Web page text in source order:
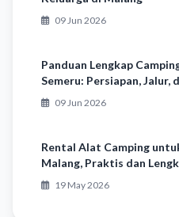
09 Jun 2026
Panduan Lengkap
Semeru: Persiapan, Jalur,
09 Jun 2026
Rental Alat Camping
Malang, Praktis dan
19 May 2026